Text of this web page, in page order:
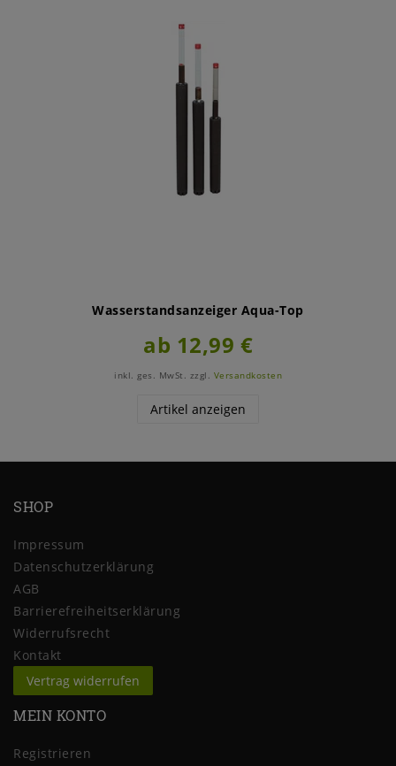
Wasserstandsanzeiger Aqua-Top
ab 12,99 €
inkl. ges. MwSt. zzgl. Versandkosten
Artikel anzeigen
SHOP
Impressum
Daten­schutz­erklärung
AGB
Barrierefreiheitserklärung
Widerrufs­recht
Kontakt
Vertrag widerrufen
MEIN KONTO
Registrieren